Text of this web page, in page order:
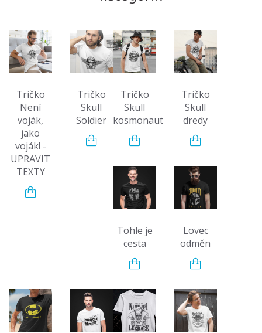
Tričko
Není
voják,
jako
voják! -
UPRAVIT
TEXTY
Tričko
Skull
Soldier
Tričko
Skull
kosmonaut
Tričko
Skull
dredy
Tohle je
cesta
Lovec
odměn